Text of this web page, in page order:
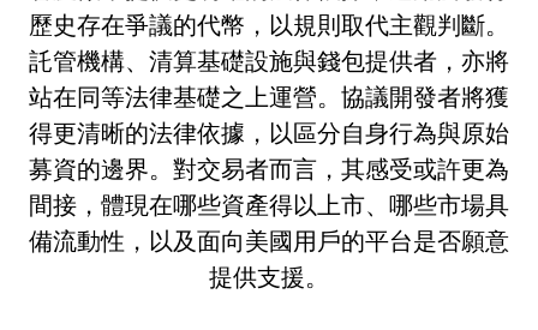
歷史存在爭議的代幣，以規則取代主觀判斷。
託管機構、清算基礎設施與錢包提供者，亦將
站在同等法律基礎之上運營。協議開發者將獲
得更清晰的法律依據，以區分自身行為與原始
募資的邊界。對交易者而言，其感受或許更為
間接，體現在哪些資產得以上市、哪些市場具
備流動性，以及面向美國用戶的平台是否願意
提供支援。